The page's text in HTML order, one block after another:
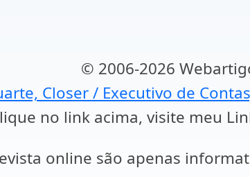
© 2006-2026
Closer / Executivo de
no link acima, visite meu
online são apenas